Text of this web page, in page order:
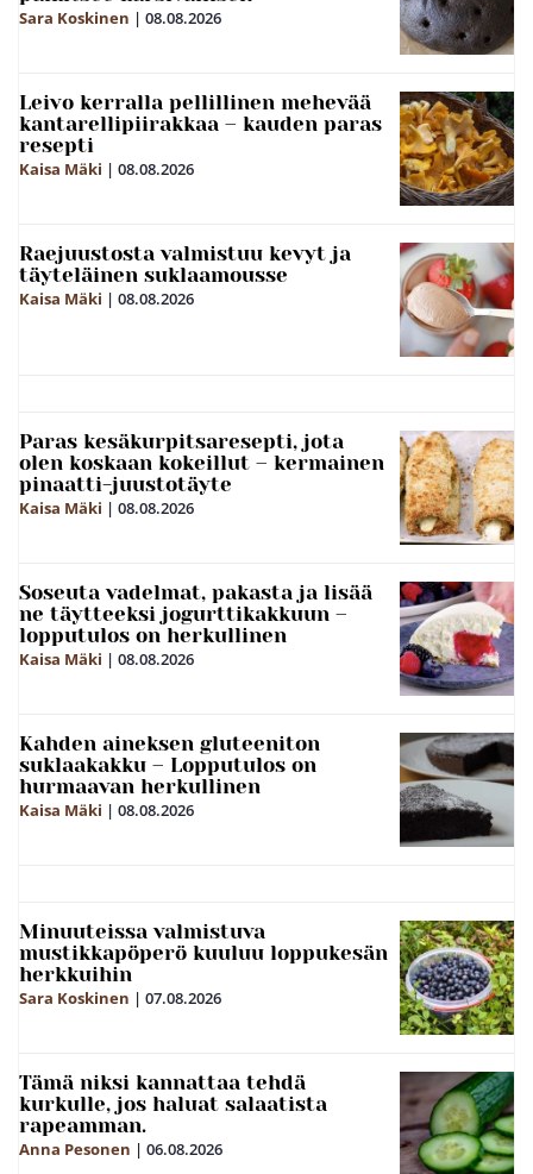
Sara Koskinen | 08.08.2026
Leivo kerralla pellillinen mehevää
kantarellipiirakkaa – kauden paras
resepti
Kaisa Mäki | 08.08.2026
Raejuustosta valmistuu kevyt ja
täyteläinen suklaamousse
Kaisa Mäki | 08.08.2026
Paras kesäkurpitsaresepti, jota
olen koskaan kokeillut – kermainen
pinaatti-juustotäyte
Kaisa Mäki | 08.08.2026
Soseuta vadelmat, pakasta ja lisää
ne täytteeksi jogurttikakkuun –
lopputulos on herkullinen
Kaisa Mäki | 08.08.2026
Kahden aineksen gluteeniton
suklaakakku – Lopputulos on
hurmaavan herkullinen
Kaisa Mäki | 08.08.2026
Minuuteissa valmistuva
mustikkapöperö kuuluu loppukesän
herkkuihin
Sara Koskinen | 07.08.2026
Tämä niksi kannattaa tehdä
kurkulle, jos haluat salaatista
rapeamman.
Anna Pesonen | 06.08.2026